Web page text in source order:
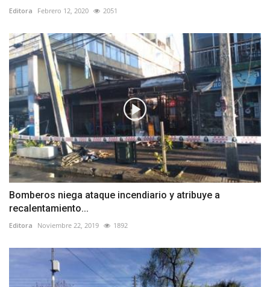
Editora Febrero 12, 2020 2051
Bomberos niega ataque incendiario y atribuye a
recalentamiento...
Editora Noviembre 22, 2019 1892